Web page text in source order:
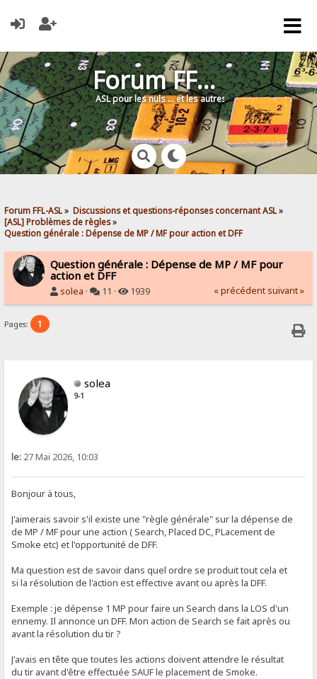
Forum FFL-ASL
ASL pour les nuls … et les autres !
Forum FFL-ASL» Discussions et questions-réponses concernant ASL»
[ASL] Problèmes de règles»
Question générale : Dépense de MP / MF pour action et DFF
Question générale : Dépense de MP / MF pour
action et DFF
solea · 11 · 1939 « précédent suivant »
Pages: 1
solea
9-1
le: 27 Mai 2026, 10:03
Bonjour à tous,
J'aimerais savoir s'il existe une "règle générale" sur la dépense de
de MP / MF pour une action ( Search, Placed DC, PLacement de
Smoke etc) et l'opportunité de DFF.
Ma question est de savoir dans quel ordre se produit tout cela et
si la résolution de l'action est effective avant ou après la DFF.
Exemple : je dépense 1 MP pour faire un Search dans la LOS d'un
ennemy. Il annonce un DFF. Mon action de Search se fait après ou
avant la résolution du tir ?
J'avais en tête que toutes les actions doivent attendre le résultat
du tir avant d'être effectuée SAUF le placement de Smoke.